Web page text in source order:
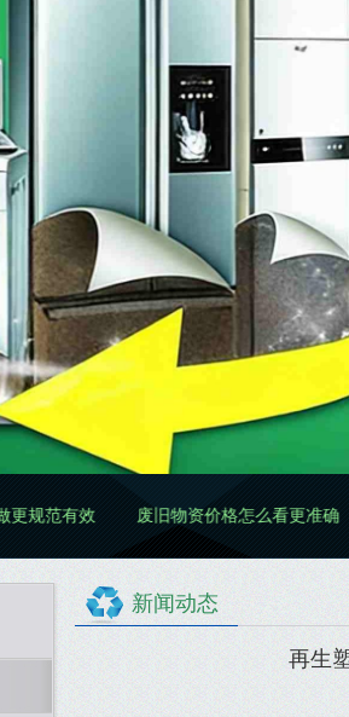
废旧物资价格怎么看更准确 废旧物
新闻动态
再生